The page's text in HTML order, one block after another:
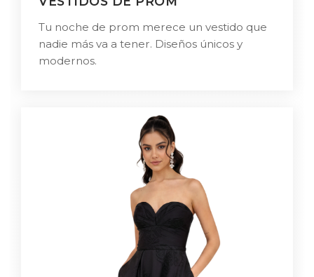
Tu noche de prom merece un vestido que
nadie más va a tener. Diseños únicos y
modernos.